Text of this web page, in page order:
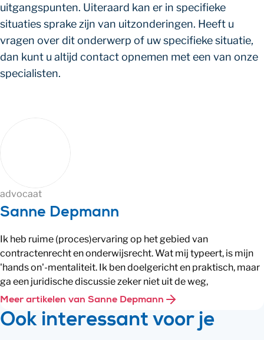
uitgangspunten. Uiteraard kan er in specifieke
situaties sprake zijn van uitzonderingen. Heeft u
vragen over dit onderwerp of uw specifieke situatie,
dan kunt u altijd contact opnemen met een van onze
specialisten.
advocaat
Sanne Depmann
Ik heb ruime (proces)ervaring op het gebied van
contractenrecht en onderwijsrecht. Wat mij typeert, is mijn
'hands on'-mentaliteit. Ik ben doelgericht en praktisch, maar
ga een juridische discussie zeker niet uit de weg,
Meer artikelen van Sanne Depmann
Ook interessant voor je